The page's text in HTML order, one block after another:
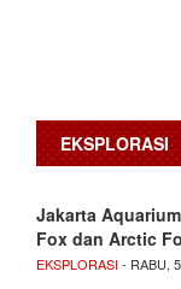
EKSPLORASI
Jakarta
Fox dan Arctic
EKSPLORASI- RABU,